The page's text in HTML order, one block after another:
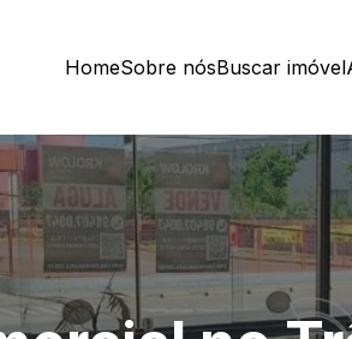
HomeSobre nósBuscar imóvel